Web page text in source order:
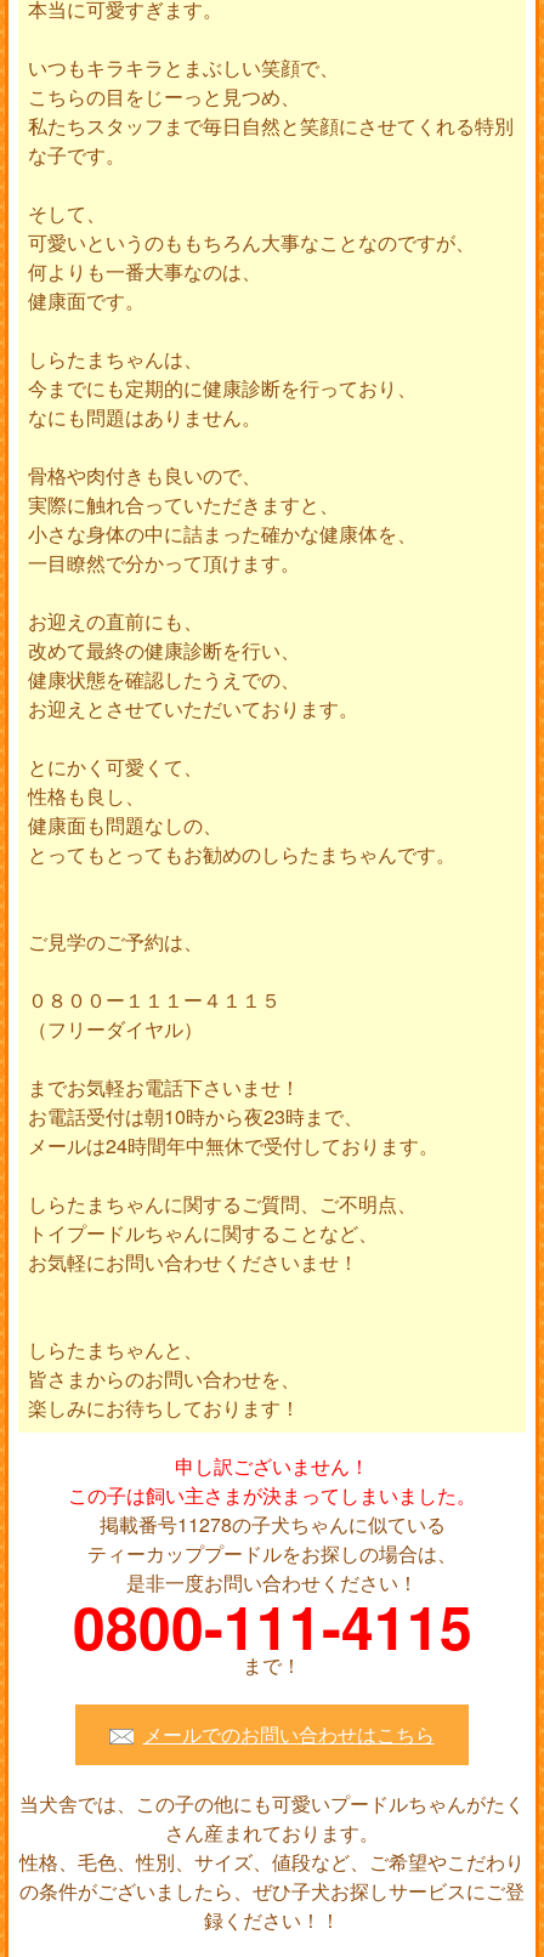
本当に可愛すぎます。
いつもキラキラとまぶしい笑顔で、
こちらの目をじーっと見つめ、
私たちスタッフまで毎日自然と笑顔にさせてくれる特別
な子です。
そして、
可愛いというのももちろん大事なことなのですが、
何よりも一番大事なのは、
健康面です。
しらたまちゃんは、
今までにも定期的に健康診断を行っており、
なにも問題はありません。
骨格や肉付きも良いので、
実際に触れ合っていただきますと、
小さな身体の中に詰まった確かな健康体を、
一目瞭然で分かって頂けます。
お迎えの直前にも、
改めて最終の健康診断を行い、
健康状態を確認したうえでの、
お迎えとさせていただいております。
とにかく可愛くて、
性格も良し、
健康面も問題なしの、
とってもとってもお勧めのしらたまちゃんです。
ご見学のご予約は、
０８００ー１１１ー４１１５
（フリーダイヤル）
までお気軽お電話下さいませ！
お電話受付は朝10時から夜23時まで、
メールは24時間年中無休で受付しております。
しらたまちゃんに関するご質問、ご不明点、
トイプードルちゃんに関することなど、
お気軽にお問い合わせくださいませ！
しらたまちゃんと、
皆さまからのお問い合わせを、
楽しみにお待ちしております！
申し訳ございません！
この子は飼い主さまが決まってしまいました。
掲載番号11278の子犬ちゃんに似ている
ティーカッププードルをお探しの場合は、
是非一度お問い合わせください！
0800-111-4115
まで！
メールでのお問い合わせはこちら
当犬舎では、この子の他にも可愛いプードルちゃんがたく
さん産まれております。
性格、毛色、性別、サイズ、値段など、ご希望やこだわり
の条件がございましたら、ぜひ子犬お探しサービスにご登
録ください！！